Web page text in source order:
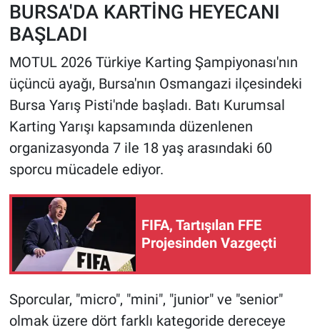
BURSA'DA KARTİNG HEYECANI
BAŞLADI
MOTUL 2026 Türkiye Karting Şampiyonası'nın
üçüncü ayağı, Bursa'nın Osmangazi ilçesindeki
Bursa Yarış Pisti'nde başladı. Batı Kurumsal
Karting Yarışı kapsamında düzenlenen
organizasyonda 7 ile 18 yaş arasındaki 60
sporcu mücadele ediyor.
FIFA, Tartışılan FFE
Projesinden Vazgeçti
Sporcular, "micro", "mini", "junior" ve "senior"
olmak üzere dört farklı kategoride dereceye
HABERDE İNSAN
POLİTİKA
SPOR
MAGAZİN
Bilim, Teknoloji